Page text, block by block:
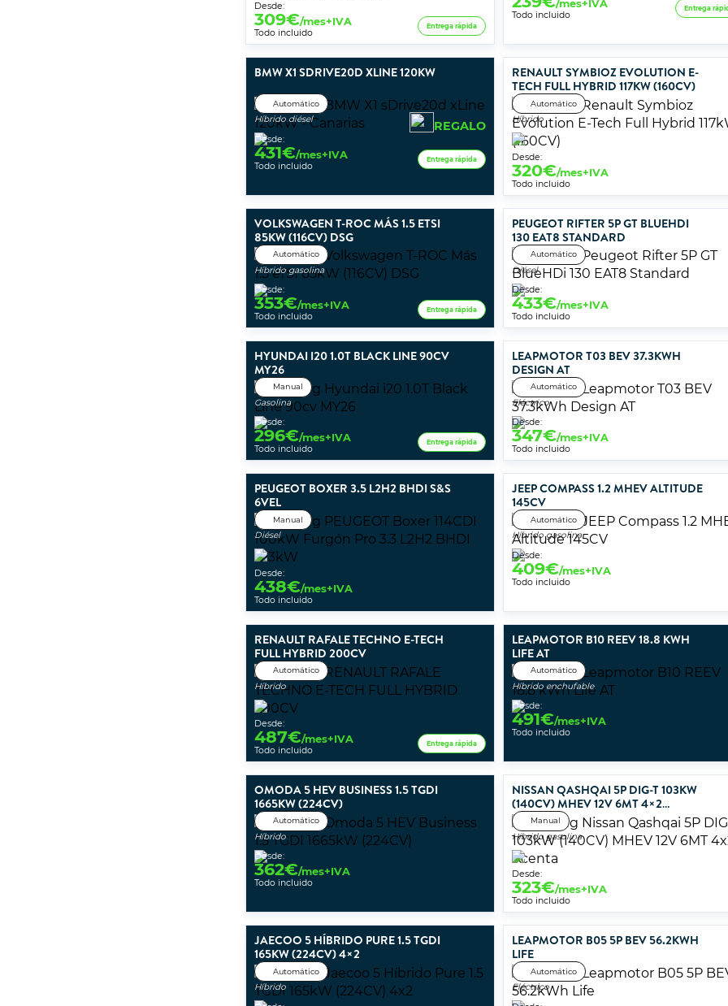
Desde:
309€/mes+IVA
Todo incluido
Entrega rápida
/mes+IVA
Todo incluido
Entrega
BMW X1 SDRIVE20D XLINE 120KW
Automático
Híbrido diésel REGALO
Desde:
431€/mes+IVA
Todo incluido
Entrega rápida
RENAULT SYMBIOZ EVOLUTION E-
TECH FULL HYBRID 117KW (160CV)
Automático
Híbrido
Desde:
320€/mes+IVA
Todo incluido
VOLKSWAGEN T-ROC MÁS 1.5 ETSI
85KW (116CV) DSG
Automático
Híbrido gasolina
Desde:
353€/mes+IVA
Todo incluido
Entrega rápida
PEUGEOT RIFTER 5P GT BLUEHDI
130 EAT8 STANDARD
Automático
Diésel
Desde:
433€/mes+IVA
Todo incluido
HYUNDAI I20 1.0T BLACK LINE 90CV
MY26
Manual
Gasolina
Desde:
296€/mes+IVA
Todo incluido
Entrega rápida
LEAPMOTOR T03 BEV 37.3KWH
DESIGN AT
Automático
Eléctrico
Desde:
347€/mes+IVA
Todo incluido
PEUGEOT BOXER 3.5 L2H2 BHDI S&S
6VEL
Manual
Diésel
Desde:
438€/mes+IVA
Todo incluido
JEEP COMPASS 1.2 MHEV ALTITUDE
145CV
Automático
Híbrido gasolina
Desde:
409€/mes+IVA
Todo incluido
RENAULT RAFALE TECHNO E-TECH
FULL HYBRID 200CV
Automático
Híbrido
Desde:
487€/mes+IVA
Todo incluido
Entrega rápida
LEAPMOTOR B10 REEV 18.8 KWH
LIFE AT
Automático
Híbrido enchufable
Desde:
491€/mes+IVA
Todo incluido
OMODA 5 HEV BUSINESS 1.5 TGDI
1665KW (224CV)
Automático
Híbrido
Desde:
362€/mes+IVA
Todo incluido
NISSAN QASHQAI 5P DIG-T 103KW
(140CV) MHEV 12V 6MT 4×2
ACENTA
Manual
Híbrido gasolina
Desde:
323€/mes+IVA
Todo incluido
JAECOO 5 HÍBRIDO PURE 1.5 TGDI
165KW (224CV) 4×2
Automático
Híbrido
LEAPMOTOR B05 5P BEV 56.2KWH
LIFE
Automático
Eléctrico